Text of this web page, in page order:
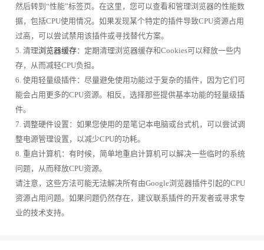
然后转到“性能”标签页。在这里，您可以查看和管理浏览器的性能数
据，包括CPU使用情况。如果发现某个特定的插件导致CPU资源占用
过高，可以尝试禁用该插件或寻找替代方案。
5. 清理浏览器缓存：定期清理浏览器缓存和Cookies可以释放一些内
存，从而减轻CPU负担。
6. 使用轻量级插件：尽量避免使用功能过于复杂的插件，因为它们可
能会占用更多的CPU资源。相反，选择那些提供基本功能的轻量级插
件。
7. 调整硬件设置：如果您使用的是笔记本电脑或台式机，可以尝试调
整电源管理设置，以减少CPU的功耗。
8. 重启计算机：有时候，简单地重启计算机可以解决一些临时的系统
问题，从而释放CPU资源。
请注意，这些方法可能无法解决所有由Google浏览器插件引起的CPU
资源占用问题。如果问题仍然存在，建议联系插件的开发者或寻求专
业的技术支持。